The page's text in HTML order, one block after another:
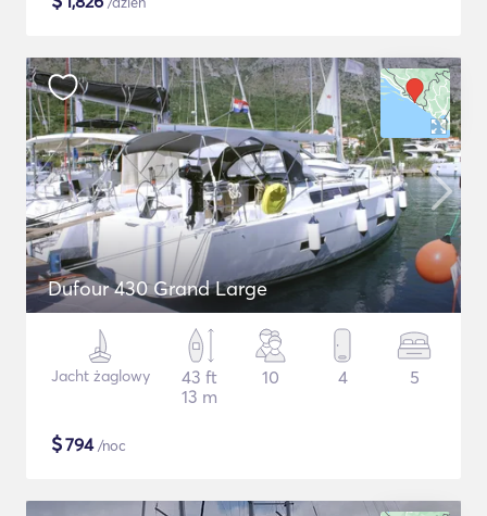
Dufour 430 Grand Large
Jacht żaglowy
43 ft
13 m
10 4 5
$794/noc